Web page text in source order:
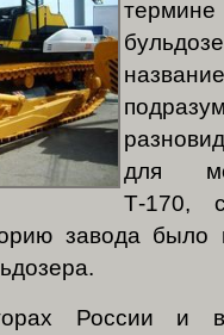
для
Т-170,
завода было
России и